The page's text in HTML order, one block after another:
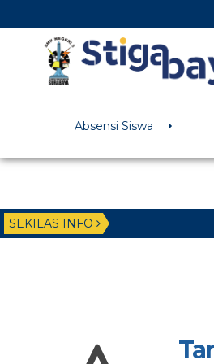
: Function
/home/u6225882/public_html/wp-
Absensi Siswa
SEKILAS INFO